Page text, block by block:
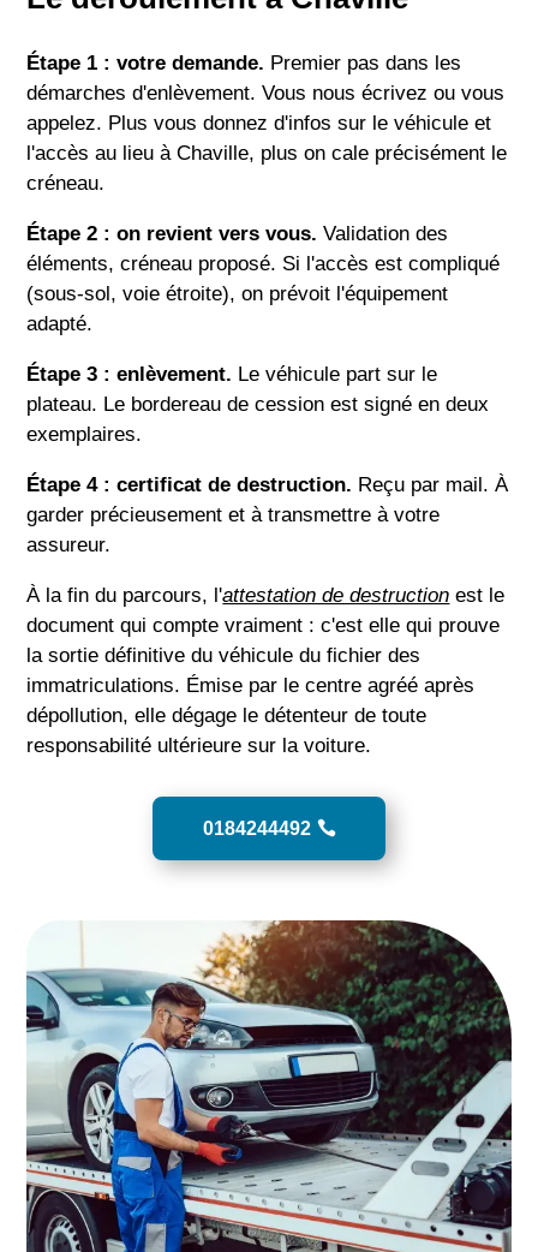
Étape 1 : votre demande. Premier pas dans les
démarches d'enlèvement. Vous nous écrivez ou vous
appelez. Plus vous donnez d'infos sur le véhicule et
l'accès au lieu à Chaville, plus on cale précisément le
créneau.
Étape 2 : on revient vers vous. Validation des
éléments, créneau proposé. Si l'accès est compliqué
(sous-sol, voie étroite), on prévoit l'équipement
adapté.
Étape 3 : enlèvement. Le véhicule part sur le
plateau. Le bordereau de cession est signé en deux
exemplaires.
Étape 4 : certificat de destruction. Reçu par mail. À
garder précieusement et à transmettre à votre
assureur.
À la fin du parcours, l'attestation de destruction est le
document qui compte vraiment : c'est elle qui prouve
la sortie définitive du véhicule du fichier des
immatriculations. Émise par le centre agréé après
dépollution, elle dégage le détenteur de toute
responsabilité ultérieure sur la voiture.
0184244492